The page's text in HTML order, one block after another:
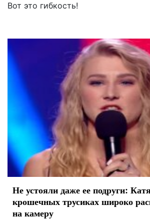
Вот это гибкость!
Не устояли даже ее подруги:
крошечных трусиках широко
на камеру